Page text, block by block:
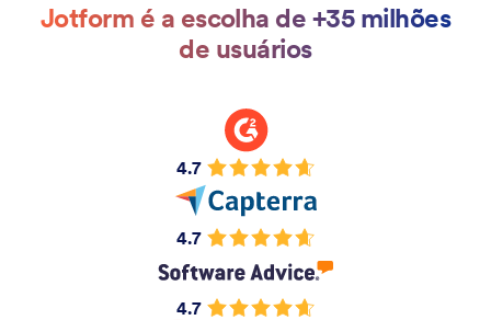
Jotform é a escolha de +35 milhões
de usuários
4.7
4.7
4.7